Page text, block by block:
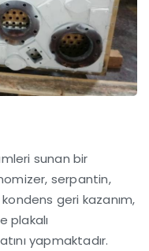
sunan bir
serpantin,
geri kazanım,
plakalı
yapmaktadır.